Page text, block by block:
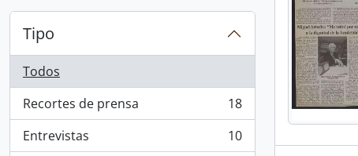
Tipo
Todos
Recortes de prensa
, 18 resultados
18
Entrevistas
, 10 resultados
10